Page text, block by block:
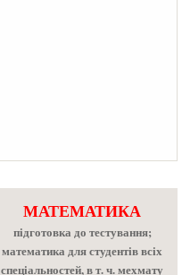
МАТЕМАТИКА
підготовка до тестування;
математика для студентів всіх
спеціальностей, в т. ч. мехмату